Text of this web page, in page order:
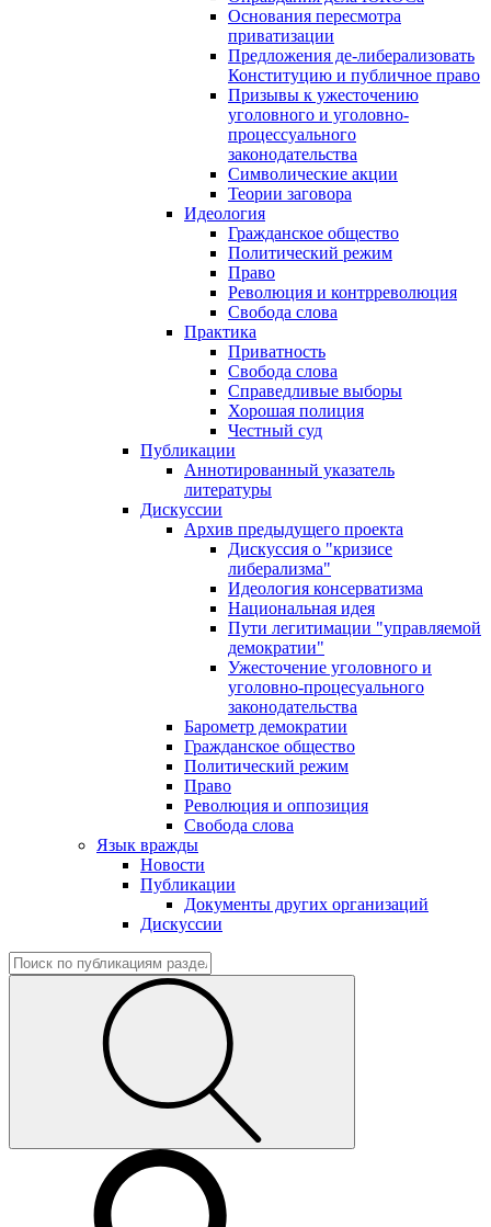
Основания пересмотра
приватизации
Предложения де-либерализовать
Конституцию и публичное право
Призывы к ужесточению
уголовного и уголовно-
процессуального
законодательства
Символические акции
Теории заговора
Идеология
Гражданское общество
Политический режим
Право
Революция и контрреволюция
Свобода слова
Практика
Приватность
Свобода слова
Справедливые выборы
Хорошая полиция
Честный суд
Публикации
Аннотированный указатель
литературы
Дискуссии
Архив предыдущего проекта
Дискуссия о "кризисе
либерализма"
Идеология консерватизма
Национальная идея
Пути легитимации "управляемой
демократии"
Ужесточение уголовного и
уголовно-процесуального
законодательства
Барометр демократии
Гражданское общество
Политический режим
Право
Революция и оппозиция
Свобода слова
Язык вражды
Новости
Публикации
Документы других организаций
Дискуссии